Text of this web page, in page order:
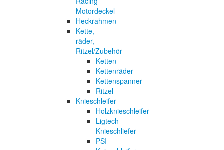
Motordeckel
Heckrahmen
Kette,-
räder,-
Ritzel/Zubehör
Ketten
Kettenräder
Kettenspanner
Ritzel
Knieschleifer
Holzknieschleifer
Ligtech
Knieschliefer
PSI